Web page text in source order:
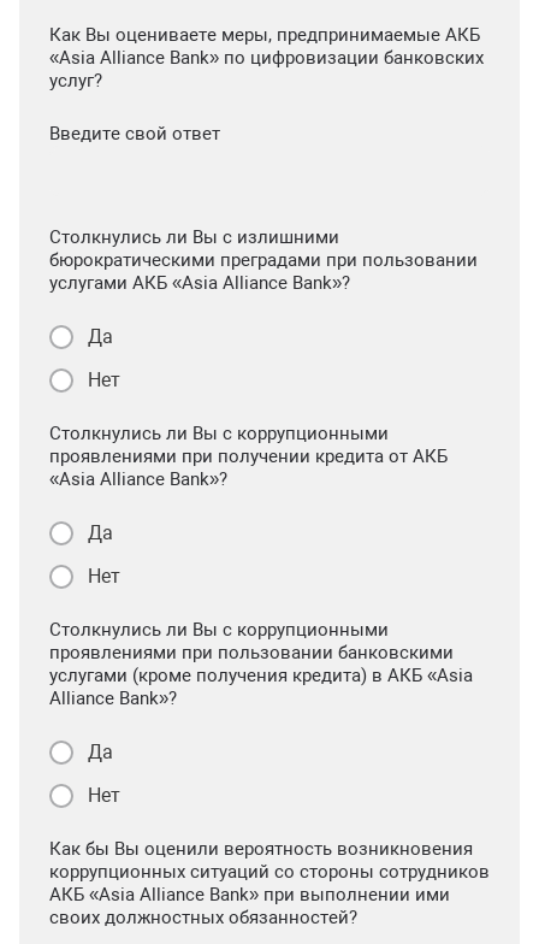
Как Вы оцениваете меры, предпринимаемые АКБ
«Asia Alliance Bank» по цифровизации банковских
услуг?
Введите свой ответ
Столкнулись ли Вы с излишними
бюрократическими преградами при пользовании
услугами АКБ «Asia Alliance Bank»?
Да
Нет
Столкнулись ли Вы с коррупционными
проявлениями при получении кредита от АКБ
«Asia Alliance Bank»?
Да
Нет
Столкнулись ли Вы с коррупционными
проявлениями при пользовании банковскими
услугами (кроме получения кредита) в АКБ «Asia
Alliance Bank»?
Да
Нет
Как бы Вы оценили вероятность возникновения
коррупционных ситуаций со стороны сотрудников
АКБ «Asia Alliance Bank» при выполнении ими
своих должностных обязанностей?